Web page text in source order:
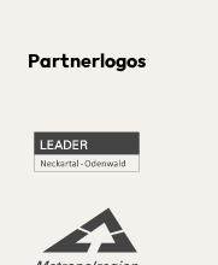
Partnerlogos